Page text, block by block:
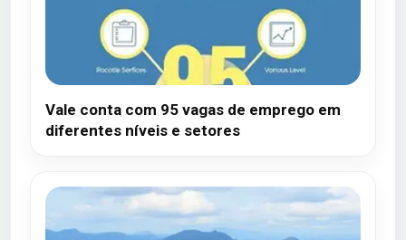
Vale conta com 95 vagas de emprego em
diferentes níveis e setores